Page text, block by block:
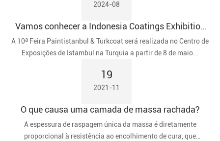
2024-08
Vamos conhecer a Indonesia Coatings Exhibition
2024
A 10ª Feira Paintistanbul & Turkcoat será realizada no Centro de
Exposições de Istambul na Turquia a partir de 8 de maio...
19
2021-11
O que causa uma camada de massa rachada?
A espessura de raspagem única da massa é diretamente
proporcional à resistência ao encolhimento de cura, que